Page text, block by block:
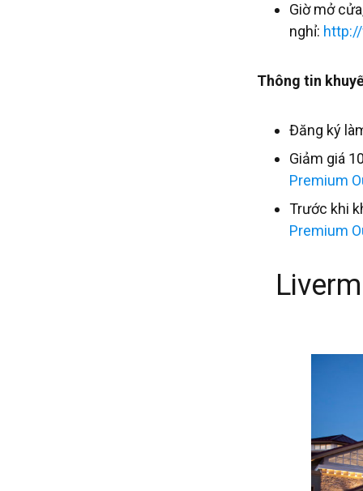
Giờ mở
nghỉ:
Thông tin
Đăng ký
Giảm giá
Premium
Trước khi
Premium